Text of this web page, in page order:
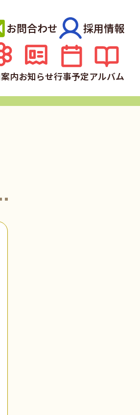
内お知らせ行事予定アルバム
お問合わせ 採用情報